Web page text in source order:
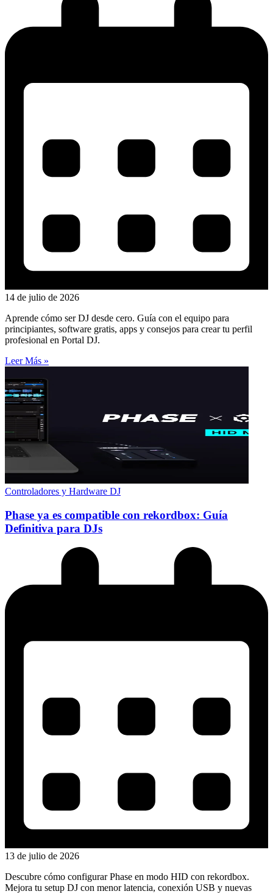
14 de julio de 2026
Aprende cómo ser DJ desde cero. Guía con el equipo para
principiantes, software gratis, apps y consejos para crear tu perfil
profesional en Portal DJ.
Leer Más »
Controladores y Hardware DJ
Phase ya es compatible con rekordbox: Guía
Definitiva para DJs
13 de julio de 2026
Descubre cómo configurar Phase en modo HID con rekordbox.
Mejora tu setup DJ con menor latencia, conexión USB y nuevas